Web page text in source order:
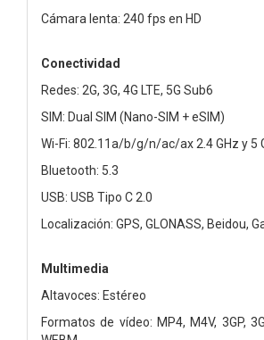
Cámara lenta: 240 fps en HD
Conectividad
Redes: 2G, 3G, 4G LTE, 5G Sub6
SIM: Dual SIM (Nano-SIM + eSIM)
Wi-Fi: 802.11a/b/g/n/ac/ax 2.4 GHz y 5
Bluetooth: 5.3
USB: USB Tipo C 2.0
Localización: GPS, GLONASS, Beidou,
Multimedia
Altavoces: Estéreo
Formatos de vídeo: MP4, M4V, 3GP,